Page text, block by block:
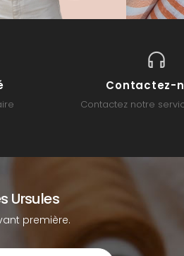
Contactez-
Contactez notre
Ursules
première.